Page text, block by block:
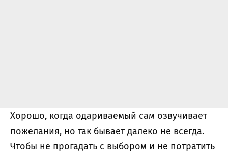
Хорошо, когда одариваемый сам озвучивает
пожелания, но так бывает далеко не всегда.
Чтобы не прогадать с выбором и не потратить